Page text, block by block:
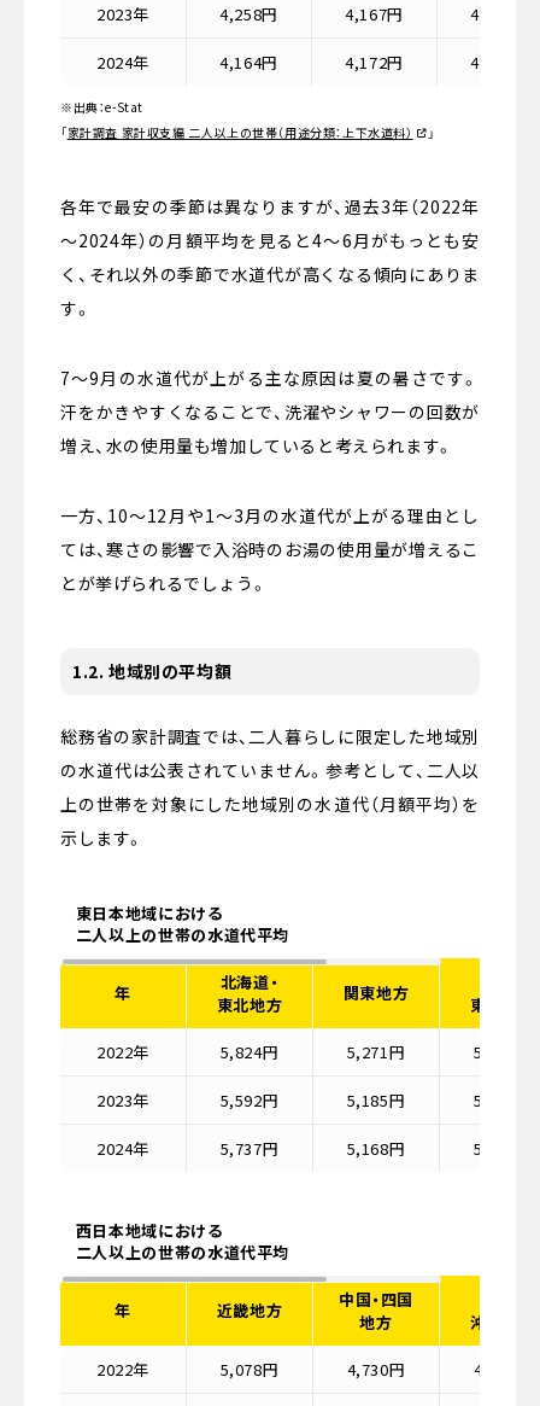
2023年 4,258円 4,167円 4,208円
2024年 4,164円 4,172円 4,356円
※出典：e-Stat
「家計調査 家計収支編 二人以上の世帯（用途分類：上下水道料） 」
各年で最安の季節は異なりますが、過去3年（2022年
～2024年）の月額平均を見ると4〜6月がもっとも安
く、それ以外の季節で水道代が高くなる傾向にありま
す。
7〜9月の水道代が上がる主な原因は夏の暑さです。
汗をかきやすくなることで、洗濯やシャワーの回数が
増え、水の使用量も増加していると考えられます。
一方、10〜12月や1〜3月の水道代が上がる理由とし
ては、寒さの影響で入浴時のお湯の使用量が増えるこ
とが挙げられるでしょう。
1.2. 地域別の平均額
総務省の家計調査では、二人暮らしに限定した地域別
の水道代は公表されていません。参考として、二人以
上の世帯を対象にした地域別の水道代（月額平均）を
示します。
東日本地域における
二人以上の世帯の水道代平均
年
北海道・
東北地方
関東地方
東海地方
2022年 5,824円 5,271円 5,528円
2023年 5,592円 5,185円 5,463円
2024年 5,737円 5,168円 5,380円
西日本地域における
二人以上の世帯の水道代平均
年 近畿地方
中国・四国
地方
沖縄地方
2022年 5,078円 4,730円 4,573円